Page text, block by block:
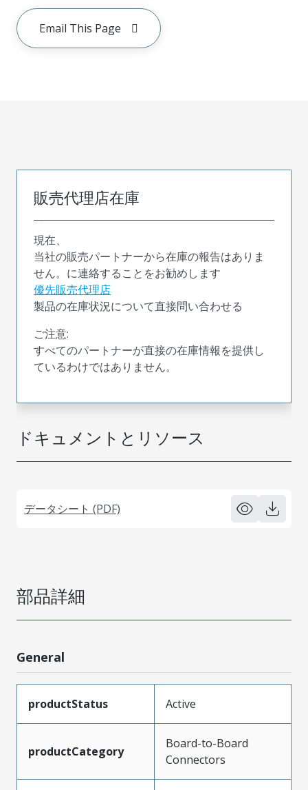
Email This Page
ドキュメントとリソース
データシート (PDF)
販売代理店在庫
現在、
当社の販売パートナーから在庫の報告はありま
せん。に連絡することをお勧めします
優先販売代理店
製品の在庫状況について直接問い合わせる
ご注意:
すべてのパートナーが直接の在庫情報を提供し
ているわけではありません。
部品詳細
General
productStatus Active
productCategory
Board-to-Board
Connectors